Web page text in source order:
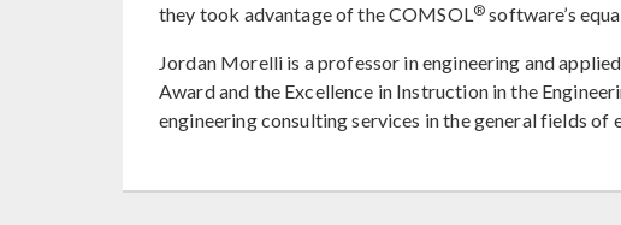
they took advantage of the COMSOL® software’s
Jordan Morelli is a professor in engineering and
Award and the Excellence in Instruction in the
engineering consulting services in the general fields